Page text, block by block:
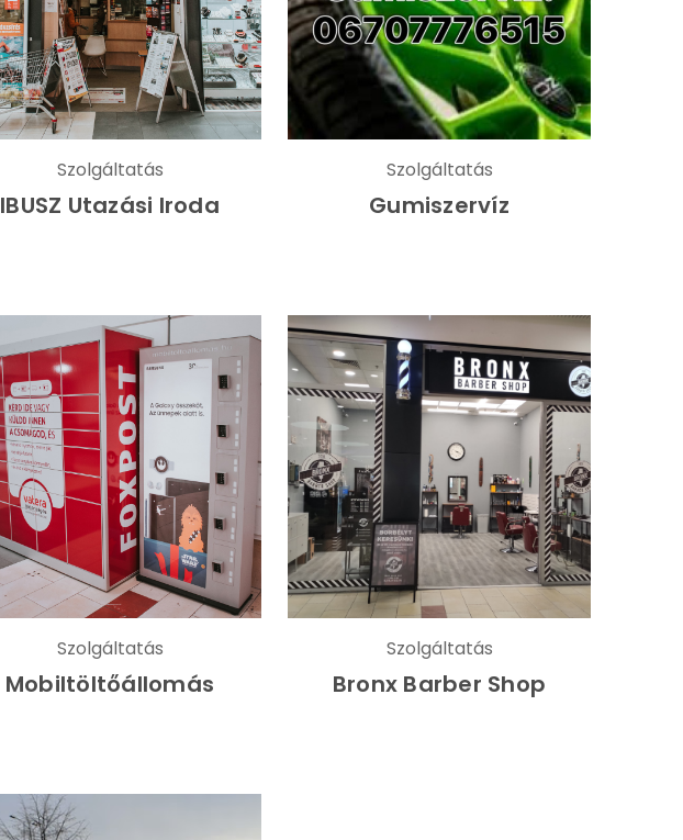
Szolgáltatás
IBUSZ Utazási Iroda
Szolgáltatás
Gumiszervíz
Szolgáltatás
Mobiltöltőállomás
Szolgáltatás
Bronx Barber Shop